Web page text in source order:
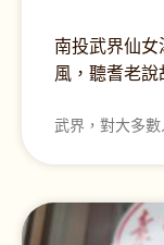
南投武界仙
風，聽耆老
武界，對大多